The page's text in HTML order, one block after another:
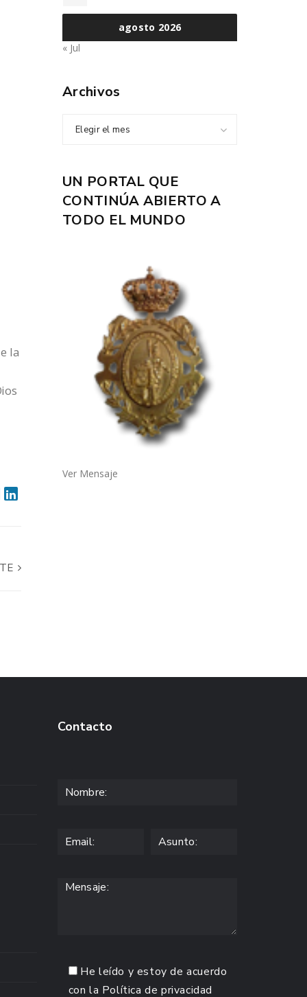
la
agosto 2026
« Jul
Archivos
Elegir el mes
UN PORTAL QUE
CONTINÚA ABIERTO A
TODO EL MUNDO
Ver Mensaje
Contacto
He leído y estoy de acuerdo
con la Política de privacidad